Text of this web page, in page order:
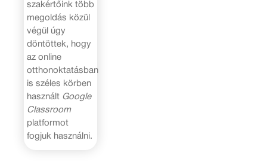
szakértőink több
megoldás közül
végül úgy
döntöttek, hogy
az online
otthonoktatásban
is széles körben
használt Google
Classroom
platformot
fogjuk használni.